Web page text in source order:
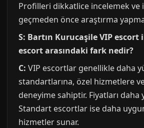
Profilleri dikkatlice incelemek ve
geçmeden önce araştırma
S: Bartın Kurucaşile VIP
escort arasındaki fark nedir?
C: VIP escortlar genellikle daha
standartlarına, özel hizmetlere
deneyime sahiptir. Fiyatları daha
Standart escortlar ise daha
hizmetler sunar.